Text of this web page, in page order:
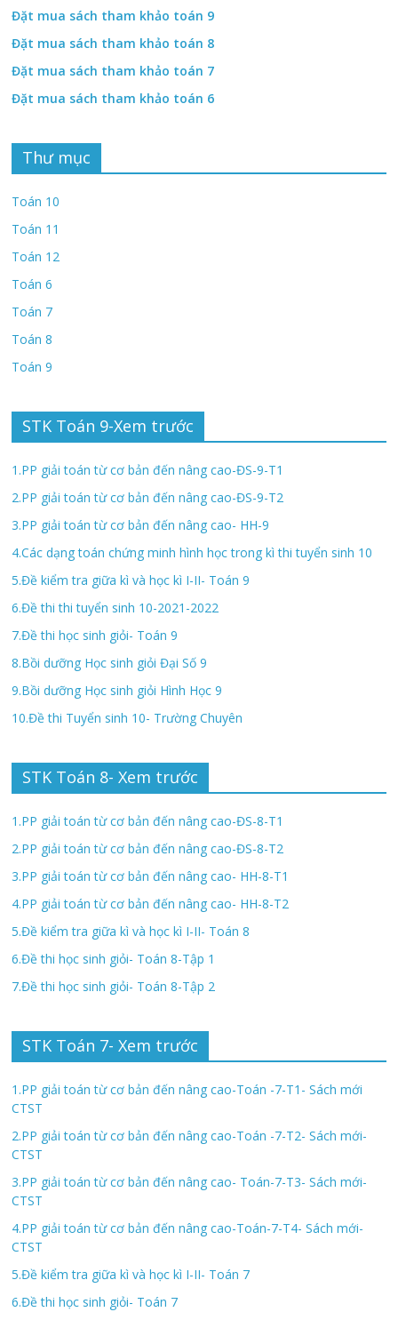
Đặt mua sách tham khảo toán 9
Đặt mua sách tham khảo toán 8
Đặt mua sách tham khảo toán 7
Đặt mua sách tham khảo toán 6
Thư mục
Toán 10
Toán 11
Toán 12
Toán 6
Toán 7
Toán 8
Toán 9
STK Toán 9-Xem trước
1.PP giải toán từ cơ bản đến nâng cao-ĐS-9-T1
2.PP giải toán từ cơ bản đến nâng cao-ĐS-9-T2
3.PP giải toán từ cơ bản đến nâng cao- HH-9
4.Các dạng toán chứng minh hình học trong kì thi tuyển sinh 10
5.Đề kiểm tra giữa kì và học kì I-II- Toán 9
6.Đề thi thi tuyển sinh 10-2021-2022
7.Đề thi học sinh giỏi- Toán 9
8.Bồi dưỡng Học sinh giỏi Đại Số 9
9.Bồi dưỡng Học sinh giỏi Hình Học 9
10.Đề thi Tuyển sinh 10- Trường Chuyên
STK Toán 8- Xem trước
1.PP giải toán từ cơ bản đến nâng cao-ĐS-8-T1
2.PP giải toán từ cơ bản đến nâng cao-ĐS-8-T2
3.PP giải toán từ cơ bản đến nâng cao- HH-8-T1
4.PP giải toán từ cơ bản đến nâng cao- HH-8-T2
5.Đề kiểm tra giữa kì và học kì I-II- Toán 8
6.Đề thi học sinh giỏi- Toán 8-Tập 1
7.Đề thi học sinh giỏi- Toán 8-Tập 2
STK Toán 7- Xem trước
1.PP giải toán từ cơ bản đến nâng cao-Toán -7-T1- Sách mới
CTST
2.PP giải toán từ cơ bản đến nâng cao-Toán -7-T2- Sách mới-
CTST
3.PP giải toán từ cơ bản đến nâng cao- Toán-7-T3- Sách mới-
CTST
4.PP giải toán từ cơ bản đến nâng cao-Toán-7-T4- Sách mới-
CTST
5.Đề kiểm tra giữa kì và học kì I-II- Toán 7
6.Đề thi học sinh giỏi- Toán 7